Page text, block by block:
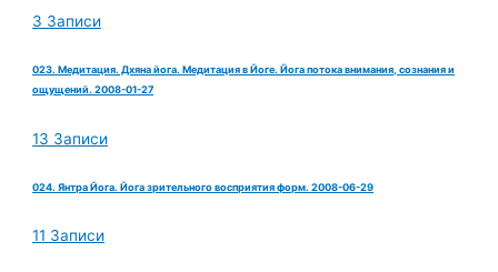
3 Записи
023. Медитация. Дхяна йога. Медитация в Йоге. Йога потока внимания, сознания и
ощущений. 2008-01-27
13 Записи
024. Янтра Йога. Йога зрительного восприятия форм. 2008-06-29
11 Записи